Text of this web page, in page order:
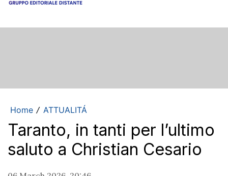
Home / ATTUALITÁ
Taranto, in tanti per l’ultimo
saluto a Christian Cesario